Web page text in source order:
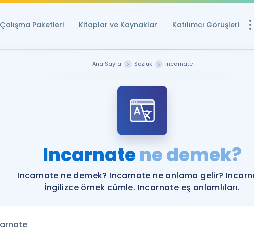
Çalışma Paketleri Kitaplar ve Kaynaklar Katılımcı Görüşleri
YDS ve YÖKDİL
YDS ve YÖKDİL'e
Tüm ÖSYM
Ana Sayfa Sözlük incarnate
Incarnatene demek?
Incarnate ne demek? Incarnate ne anlama gelir?
İngilizce örnek cümle. Incarnate eş anlamlıları.